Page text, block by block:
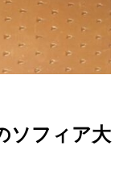
ソフィア大